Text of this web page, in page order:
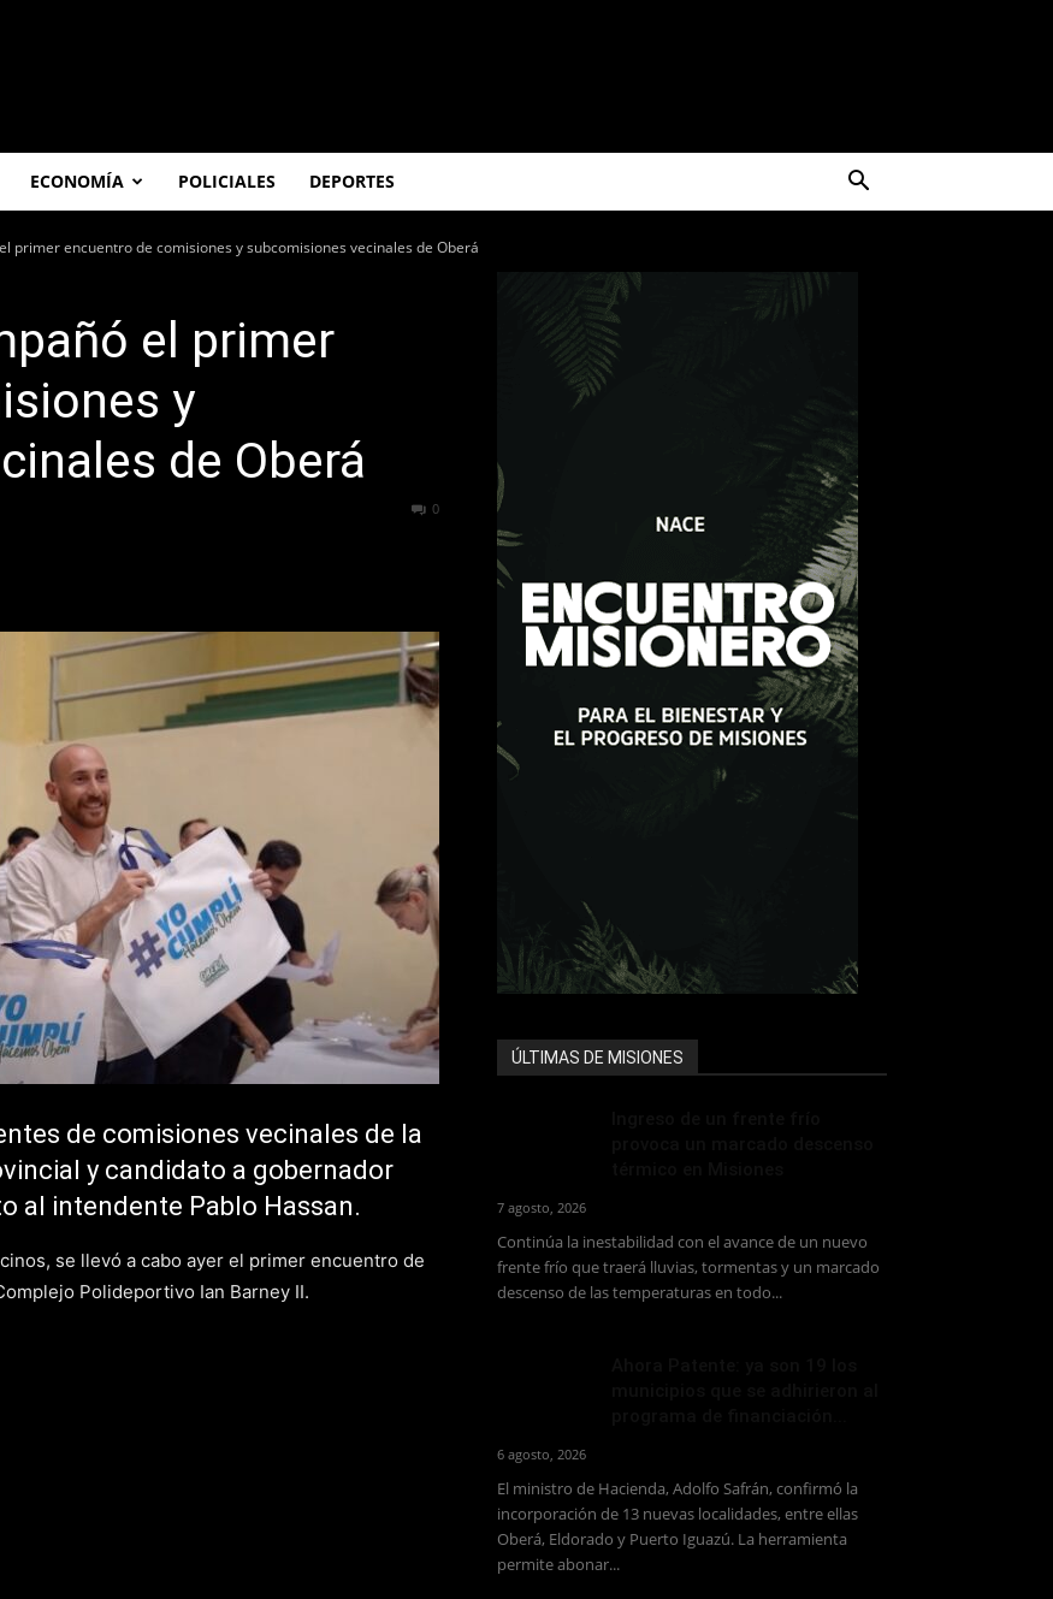
ECONOMÍA POLICIALES DEPORTES
primer encuentro de comisiones y subcomisiones vecinales de Oberá
el primer
y
de Oberá
0
de comisiones vecinales de la
y candidato a gobernador
al intendente Pablo Hassan.
se llevó a cabo ayer el primer encuentro de
Polideportivo Ian Barney II.
ÚLTIMAS DE MISIONES
7 agosto, 2026
Continúa la inestabilidad con el avance de un nuevo
frente frío que traerá lluvias, tormentas y un marcado
descenso de las temperaturas en todo...
6 agosto, 2026
El ministro de Hacienda, Adolfo Safrán, confirmó la
incorporación de 13 nuevas localidades, entre ellas
Oberá, Eldorado y Puerto Iguazú. La herramienta
permite abonar...